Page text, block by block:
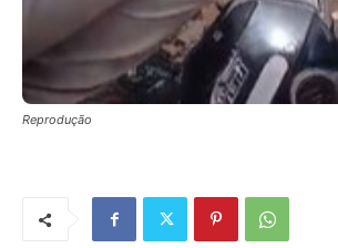
Reprodução